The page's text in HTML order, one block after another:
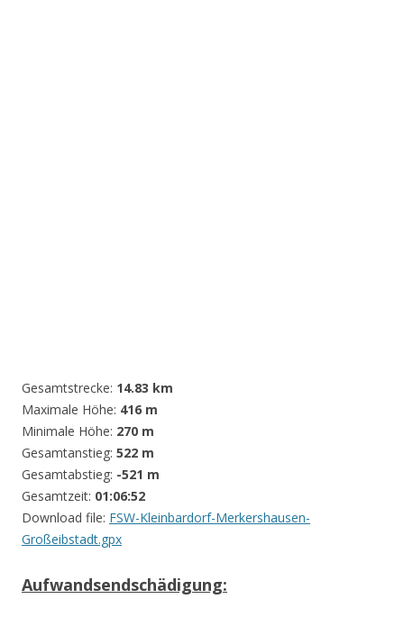
Gesamtstrecke: 14.83 km
Maximale Höhe: 416 m
Minimale Höhe: 270 m
Gesamtanstieg: 522 m
Gesamtabstieg: -521 m
Gesamtzeit: 01:06:52
Download file: FSW-Kleinbardorf-Merkershausen-
Großeibstadt.gpx
Aufwandsendschädigung: